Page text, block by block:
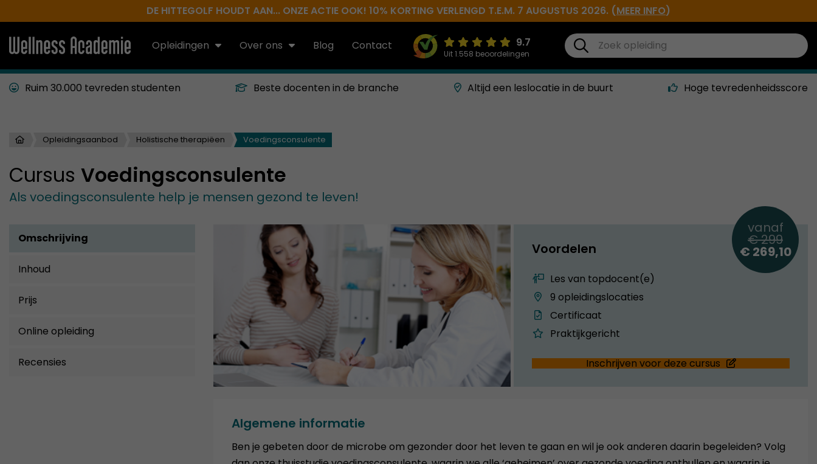
DE HITTEGOLF HOUDT AAN... ONZE ACTIE OOK! 10% KORTING VERLENGD T.E.M. 7 AUGUSTUS 2026. (MEER INFO)
Opleidingen Over ons Blog Contact 9.7
Uit 1.558 beoordelingen
Ruim 30.000 tevreden studenten Beste docenten in de branche Altijd een leslocatie in de buurt Hoge tevredenheidsscore
Opleidingsaanbod Holistische therapiëen Voedingsconsulente
Cursus Voedingsconsulente
Als voedingsconsulente help je mensen gezond te leven!
Omschrijving
Inhoud
Prijs
Online opleiding
Recensies
Voordelen
vanaf
€ 299
€ 269,10
Les van topdocent(e)
9 opleidingslocaties
Certificaat
Praktijkgericht
Inschrijven voor deze cursus
Algemene informatie
Ben je gebeten door de microbe om gezonder door het leven te gaan en wil je ook anderen daarin begeleiden? Volg